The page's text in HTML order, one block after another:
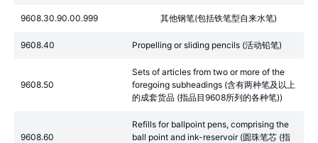
9608.30.90.00.999 其他钢笔(包括铁笔型自来水笔)
9608.40 Propelling or sliding pencils (活动铅笔)
9608.50
Sets of articles from two or more of the
foregoing subheadings (含有两种笔及以上
的成套货品 (指品目9608所列的各种笔))
9608.60
Refills for ballpoint pens, comprising the
ball point and ink-reservoir (圆珠笔芯 (指